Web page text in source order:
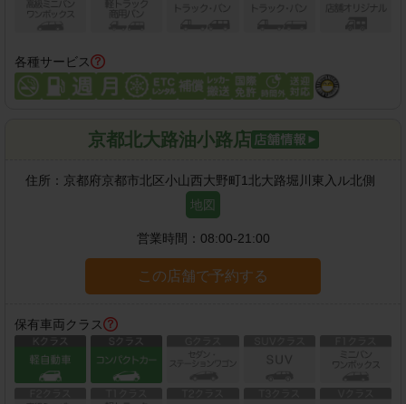
各種サービス
京都北大路油小路店
住所： 京都府京都市北区小山西大野町1北大路堀川東入ル北側
地図
営業時間： 08:00-21:00
この店舗で予約する
保有車両クラス